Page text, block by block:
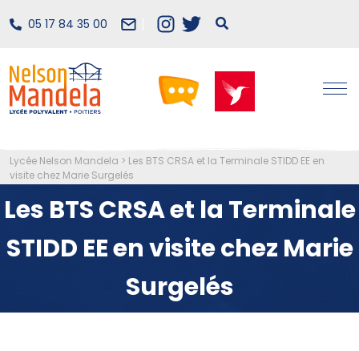
05 17 84 35 00
Lycée Nelson Mandela > Les BTS CRSA et la Terminale STIDD EE en
visite chez Marie Surgelés
Les BTS CRSA et la Terminale
STIDD EE en visite chez Marie
Surgelés